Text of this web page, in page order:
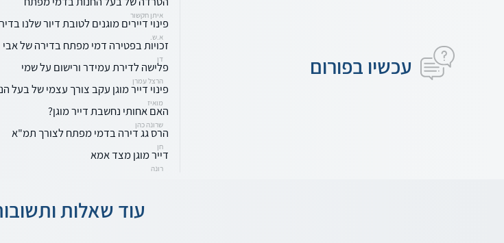
עכשיו בפורום
איתן חקשור
פינוי דיירים מוגנים לטובת דיור שלנו
א.ש.
זכויות בפטירה דמי מפתח בדירה של אבי
דן
פלישה לדירת עמידר ורישום על שמי
הרצל עמרן
פינוי דייר מוגן עקב צורך עצמי של בעל
מואיז
האם אחותי נחשבת דייר מוגן?
שרונה כהן
הרס גג דירה בדמי מפתח לצורך תמ"א
חן
דייר מוגן מצד אמא
רונה
עוד שאלות